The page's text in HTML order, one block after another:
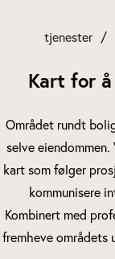
tjenester
Kart for
Området rundt
selve
kart som følger
kommunisere
Kombinert med
fremheve